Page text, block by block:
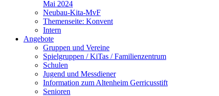
Mai 2024
Neubau-Kita-MvF
Themenseite: Konvent
Intern
Angebote
Gruppen und Vereine
Spielgruppen / KiTas / Familienzentrum
Schulen
Jugend und Messdiener
Information zum Altenheim Gerricusstift
Senioren